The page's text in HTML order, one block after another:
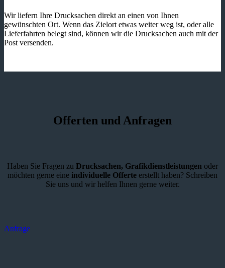
Wir liefern Ihre Drucksachen direkt an einen von Ihnen
gewünschten Ort. Wenn das Zielort etwas weiter weg ist, oder alle
Lieferfahrten belegt sind, können wir die Drucksachen auch mit der
Post versenden.
Offerten und Anfragen
Haben Sie Fragen zu Drucksachen, Grafikdienstleistungen oder
möchten gerne eine individuelle Offerte erstellt haben? Schreiben
Sie uns und wir helfen Ihnen gerne weiter.
Anfrage